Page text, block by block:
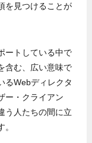
を見つけることが
ートしている中で
含む、広い意味で
るWebディレクタ
ー・クライアン
う人たちの間に立